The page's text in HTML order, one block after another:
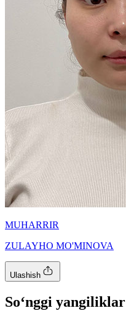
MUHARRIR
ZULAYHO MO'MINOVA
Ulashish
So‘nggi yangiliklar